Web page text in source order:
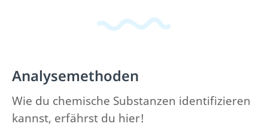
Analysemethoden
Wie du chemische Substanzen identifizieren
kannst, erfährst du hier!